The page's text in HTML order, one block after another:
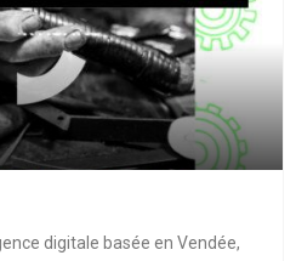
digitale basée en Vendée,